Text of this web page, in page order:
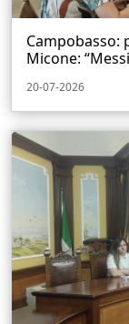
Micone:
20-07-2026